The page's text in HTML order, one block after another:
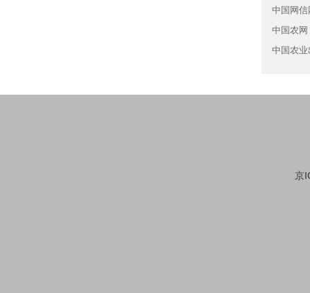
中国网信
中国农网
中国农业
京